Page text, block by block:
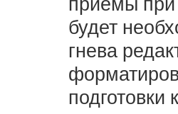
будет
гнева
подготовки